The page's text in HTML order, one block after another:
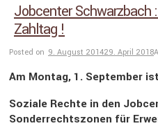
Jobcenter Schwarzbach
Zahltag !
Posted on 9. August 201429. April 2018
Am Montag, 1. September
Soziale Rechte in den
Sonder­rechts­zonen für